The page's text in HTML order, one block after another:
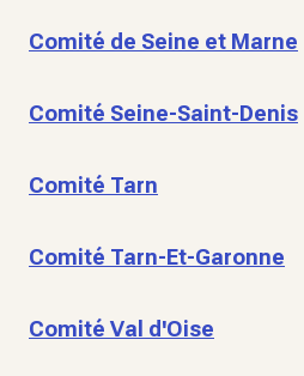
Comité de Seine et Marne
Comité Seine-Saint-Denis
Comité Tarn
Comité Tarn-Et-Garonne
Comité Val d'Oise